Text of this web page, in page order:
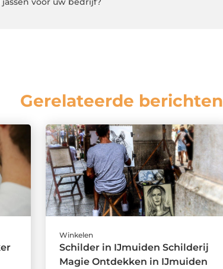
Gerelateerde berichten
Winkelen
Schilder in IJmuiden Schilderij
Magie Ontdekken in IJmuiden